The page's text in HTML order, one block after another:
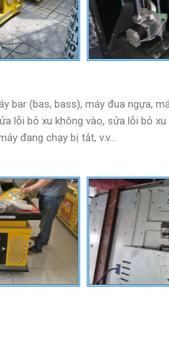
bar (bas, bass), máy đua ngựa,
lỗi bỏ xu không vào, sửa lỗi bỏ
đang chạy bị tắt, v.v…